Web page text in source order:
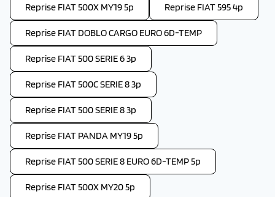
Reprise FIAT 500X MY19 5p Reprise FIAT 595 4p
Reprise FIAT DOBLO CARGO EURO 6D-TEMP
Reprise FIAT 500 SERIE 6 3p
Reprise FIAT 500C SERIE 8 3p
Reprise FIAT 500 SERIE 8 3p
Reprise FIAT PANDA MY19 5p
Reprise FIAT 500 SERIE 8 EURO 6D-TEMP 5p
Reprise FIAT 500X MY20 5p